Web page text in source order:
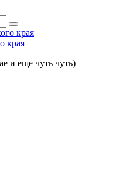
края
и еще чуть чуть)